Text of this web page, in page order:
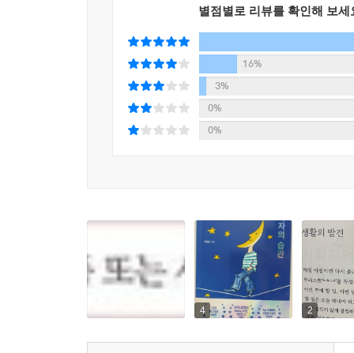
별점별로 리뷰를 확인해 보세
16%
3%
0%
0%
4 2